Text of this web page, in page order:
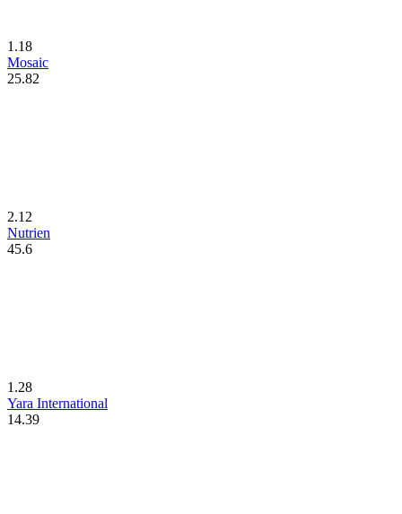
1.18
Mosaic
25.82
2.12
Nutrien
45.6
1.28
Yara International
14.39